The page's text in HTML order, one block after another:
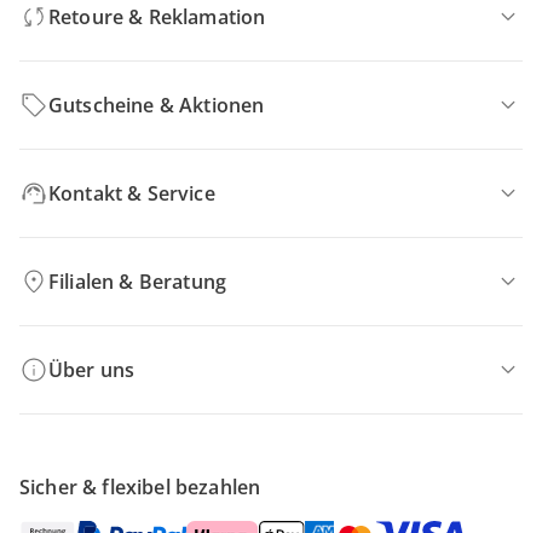
Retoure & Reklamation
Gutscheine & Aktionen
Kontakt & Service
Filialen & Beratung
Über uns
Sicher & flexibel bezahlen